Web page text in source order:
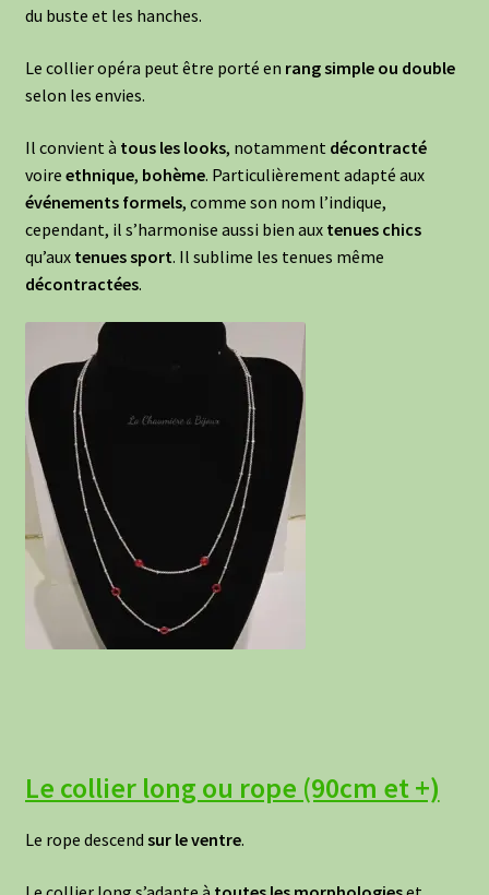
du buste et les hanches.
Le collier opéra peut être porté en rang simple ou double
selon les envies.
Il convient à tous les looks, notamment décontracté
voire ethnique, bohème. Particulièrement adapté aux
événements formels, comme son nom l’indique,
cependant, il s’harmonise aussi bien aux tenues chics
qu’aux tenues sport. Il sublime les tenues même
décontractées.
Le collier long ou rope (90cm et +)
Le rope descend sur le ventre.